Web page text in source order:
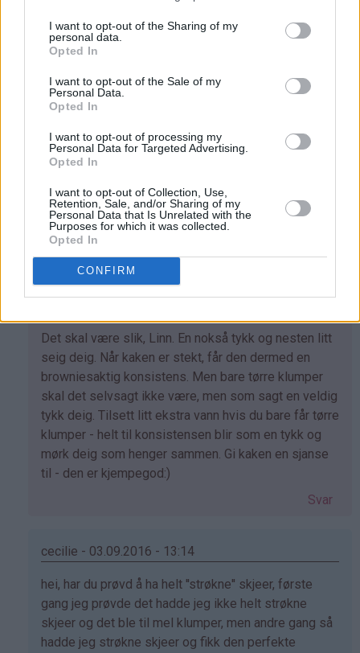
I want to opt-out of the Sharing of my
personal data.
Opted In
I want to opt-out of the Sale of my
Personal Data.
Opted In
I want to opt-out of processing my
Personal Data for Targeted Advertising.
Opted In
I want to opt-out of Collection, Use,
Retention, Sale, and/or Sharing of my
Personal Data that Is Unrelated with the
Purposes for which it was collected.
Opted In
CONFIRM
Luna - 25.06.2019 - 10:24
Som
svar
på
Helene
(ikke
Tror at det kan gå. Men bare prøv. Vis det går skriv
det her som at andre vet at det går. Eller ikke
Linn - 14.08.2014 - 19:12
Heisann, prøvde røren, slik den står skrevet, men ender
opp med at det er aaalt for lite veske i røren. ( blir bare
tørre klumper.. )
Svar
Som
svar
på
av
Linn
(ikke
bekreftet)
Det skal være slik, Linn. En nokså tykk og nesten litt
seig deig. Når kaken er stekt, får den dermed en
browniesaktig konsistens. Men bare tørre klumper
skal det selvsagt ikke være, men som sagt en veldig
tykk deig. Tilsett litt ekstra vann hvis du bare får tørre
klumper - helt til konsistensen blir som en tykk og
mørk deig som henger sammen. Gi kaken en sjanse
til - den er kjempegod:)
Svar
cecilie - 03.09.2016 - 13:14
Som
svar
på
av
hei, har du prøvd å ha helt ''strøkne'' skjeer, første
gang jeg prøvde det hadde jeg ikke helt strøkne
skjeer og det ble til mel klumper, men andre gang så
hadde jeg strøkne skjeer og fikk den perfekte